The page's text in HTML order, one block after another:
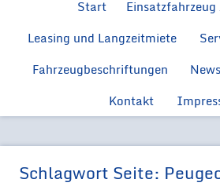
Start
Ford Neuwagen
Ford Transit
Leasing und Langzeitmiete
Fahrzeugbeschriftungen
Kontakt
Schlagwort Seite: